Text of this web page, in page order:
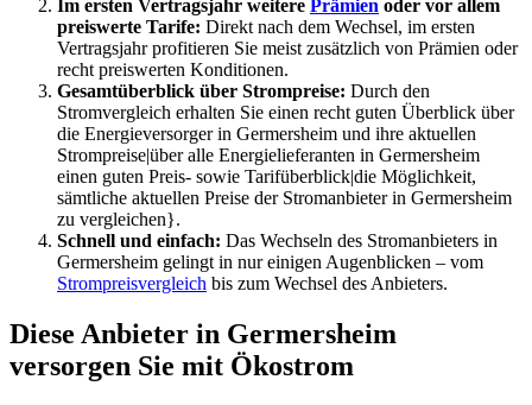
Im ersten Vertragsjahr weitere Prämien oder vor allem
preiswerte Tarife: Direkt nach dem Wechsel, im ersten
Vertragsjahr profitieren Sie meist zusätzlich von Prämien oder
recht preiswerten Konditionen.
Gesamtüberblick über Strompreise: Durch den
Stromvergleich erhalten Sie einen recht guten Überblick über
die Energieversorger in Germersheim und ihre aktuellen
Strompreise|über alle Energielieferanten in Germersheim
einen guten Preis- sowie Tarifüberblick|die Möglichkeit,
sämtliche aktuellen Preise der Stromanbieter in Germersheim
zu vergleichen}.
Schnell und einfach: Das Wechseln des Stromanbieters in
Germersheim gelingt in nur einigen Augenblicken – vom
Strompreisvergleich bis zum Wechsel des Anbieters.
Diese Anbieter in Germersheim
versorgen Sie mit Ökostrom